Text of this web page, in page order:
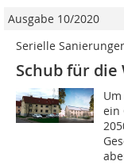
Ausgabe 10/2020
Serielle
Schub für
ein